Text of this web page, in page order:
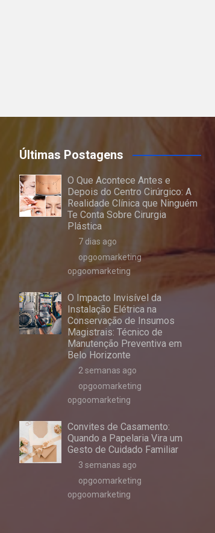
Últimas Postagens
O Que Acontece Antes e
Depois do Centro Cirúrgico: A
Realidade Clínica que Ninguém
Te Conta Sobre Cirurgia
Plástica
7 dias ago
opgoomarketing
opgoomarketing
O Impacto Invisível da
Instalação Elétrica na
Conservação de Insumos
Magistrais: Técnico de
Manutenção Preventiva em
Belo Horizonte
2 semanas ago
opgoomarketing
opgoomarketing
Convites de Casamento:
Quando a Papelaria Vira um
Gesto de Cuidado Familiar
3 semanas ago
opgoomarketing
opgoomarketing